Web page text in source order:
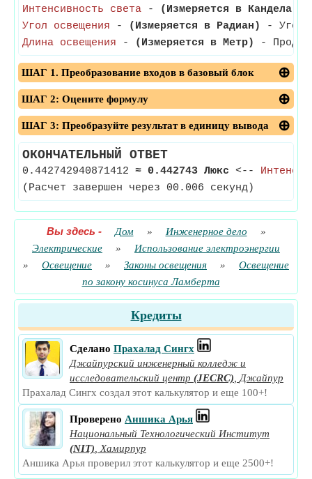
Интенсивность света - (Измеряется в Кандела)
Угол освещения - (Измеряется в Радиан)
- Угол
Длина освещения - (Измеряется в Метр) -
ШАГ 1. Преобразование входов в базовый блок
ШАГ 2: Оцените формулу
ШАГ 3: Преобразуйте результат в единицу вывода
ОКОНЧАТЕЛЬНЫЙ ОТВЕТ
0.442742940871412 ≈ 0.442743 Люкс <--
(Расчет завершен через 00.006 секунд)
Вы здесь - Дом » Инженерное дело
»
Электрические
»
Использование электроэнергии
»
Освещение » Законы освещения »
Освещение
по закону косинуса Ламберта
Кредиты
Сделано Прахалад Сингх
Джайпурский инженерный колледж и
исследовательский центр (JECRC)
Джайпур
Прахалад Сингх создал этот калькулятор и еще 100+!
Проверено Аншика Арья
Национальный Технологический Институт
(NIT)
Хамирпур
Аншика Арья проверил этот калькулятор и еще 2500+!